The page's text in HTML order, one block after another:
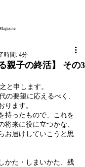
親子の終活】 その3
時間: 4分
と申します。
の要望に応えるべく、
ります。
持ったもので、これを
将来に役に立つかな、
お届けしていこうと思
かた・しまいかた、残